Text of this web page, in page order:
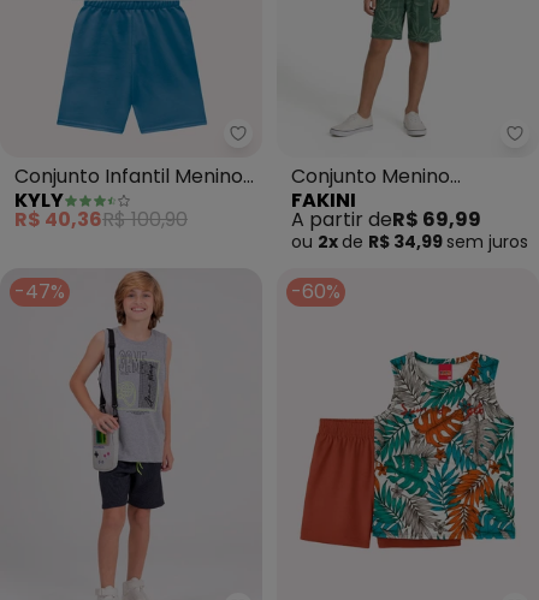
Kyly - Conjunto Infantil Menino
Conjunto Infantil Menino
Estampas (Cinza)
KYLY
R$ 40,36R$ 100,90
Conjunto Menino
Camiseta e Bermuda
(Cinza)
FAKINI
A partir deR$ 69,99
ou 2x de R$ 34,99 sem juros
-47% -60%